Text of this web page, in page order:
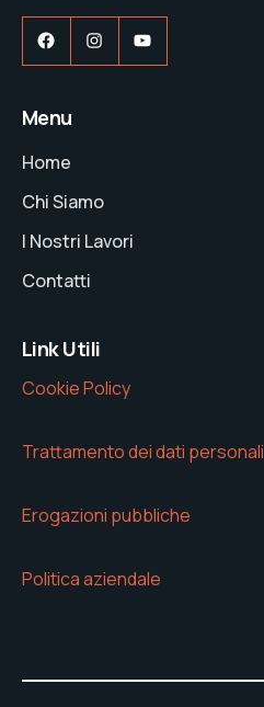
Facebook
InstagramYouTube
Menu
Home
Chi Siamo
I Nostri Lavori
Contatti
Link Utili
Cookie Policy
Trattamento dei dati personali
Erogazioni pubbliche
Politica aziendale